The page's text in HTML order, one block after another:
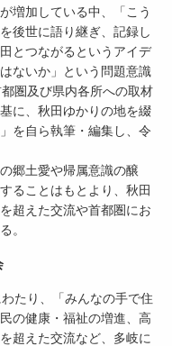
増加している中、「こう
後世に語り継ぎ、記録し
とつながるというアイデ
ないか」という問題意識
圏及び県内各所への取材
に、秋田ゆかりの地を綴
を自ら執筆・編集し、令
郷土愛や帰属意識の醸
ることはもとより、秋田
超えた交流や首都圏にお
。
たり、「みんなの手で住
の健康・福祉の増進、高
超えた交流など、多岐に